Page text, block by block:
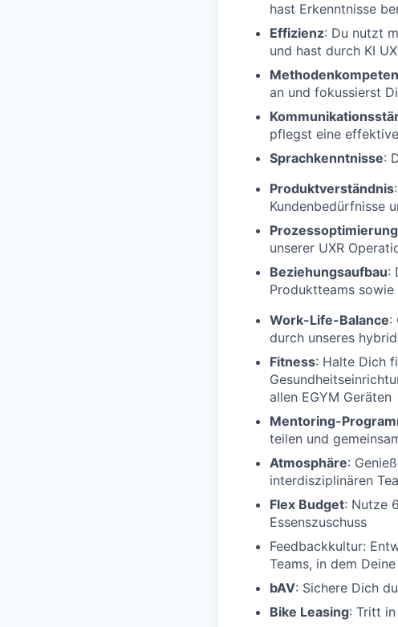
hast Erkenntnisse
Effizienz: Du nutzt
und hast durch KI
an und fokussierst
pflegst eine
Sprachkenntnisse:
Produktverständnis
Kundenbedürfnisse
Prozessoptimierung
unserer UXR
Beziehungsaufbau:
Produktteams
Work-Life-Balance:
durch unseres
Fitness: Halte Dich
allen EGYM Geräten
Mentoring-
teilen und
Atmosphäre:
interdisziplinären
Flex Budget: Nutze
Essenszuschuss
Feedbackkultur:
Teams, in dem
bAV: Sichere Dich
Bike Leasing: Tritt